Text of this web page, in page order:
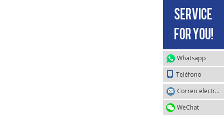
Whatsapp
Teléfono
Correo electrónico
WeChat